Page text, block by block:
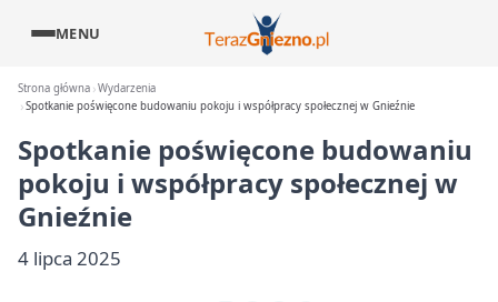
MENU
Strona główna Wydarzenia
Spotkanie poświęcone budowaniu pokoju i współpracy społecznej w Gnieźnie
Spotkanie poświęcone budowaniu
pokoju i współpracy społecznej w
Gnieźnie
4 lipca 2025